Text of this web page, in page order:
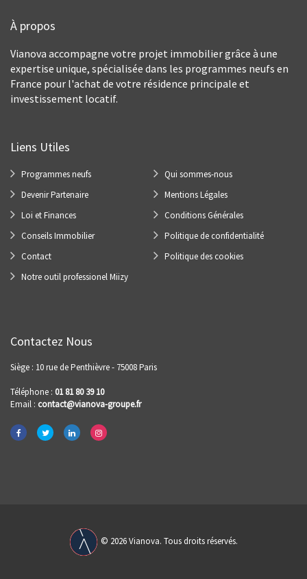
À propos
Vianova accompagne votre projet immobilier grâce à une
expertise unique, spécialisée dans les programmes neufs en
France pour l'achat de votre résidence principale et
investissement locatif.
Liens Utiles
Programmes neufs
Devenir Partenaire
Loi et Finances
Conseils Immobilier
Contact
Notre outil professionel Miizy
Qui sommes-nous
Mentions Légales
Conditions Générales
Politique de confidentialité
Politique des cookies
Contactez Nous
Siège : 10 rue de Penthièvre - 75008 Paris
Téléphone : 01 81 80 39 10
Email : contact@vianova-groupe.fr
© 2026 Vianova. Tous droits réservés.